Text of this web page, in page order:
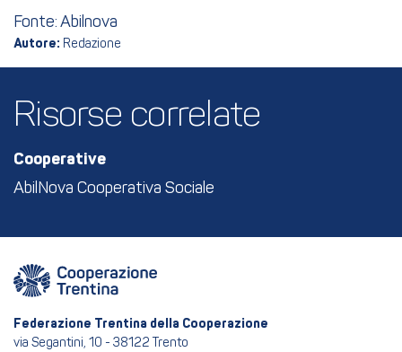
Fonte: Abilnova
Autore: Redazione
Risorse correlate
Cooperative
AbilNova Cooperativa Sociale
Federazione Trentina della Cooperazione
via Segantini, 10 - 38122 Trento